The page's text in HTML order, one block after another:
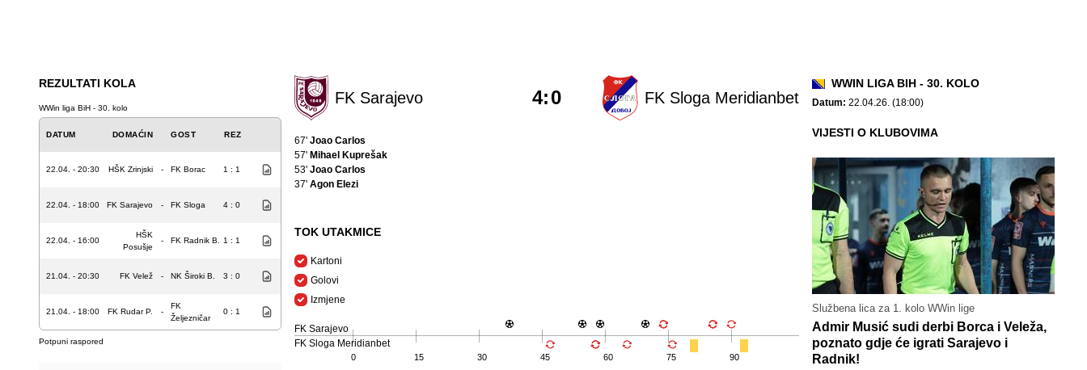
REZULTATI KOLA
WWin liga BiH - 30. kolo
DATUM DOMAĆIN GOST REZ
22.04. - 20:30 HŠK Zrinjski - FK Borac 1 : 1
22.04. - 18:00 FK Sarajevo - FK Sloga 4 : 0
22.04. - 16:00
HŠK
Posušje
- FK Radnik B. 1 : 1
21.04. - 20:30 FK Velež - NK Široki B. 3 : 0
21.04. - 18:00 FK Rudar P. -
FK
Željezničar
0 : 1
Potpuni raspored
FK Sarajevo FK Sloga Meridianbet
4:0
67' Joao Carlos
57' Mihael Kuprešak
53' Joao Carlos
37' Agon Elezi
TOK UTAKMICE
Kartoni
Golovi
Izmjene
FK Sarajevo
FK Sloga Meridianbet
0 15 30 45 60 75 90
WWIN LIGA BIH - 30. KOLO
Datum: 22.04.26. (18:00)
VIJESTI O KLUBOVIMA
Službena lica za 1. kolo WWin lige
Admir Musić sudi derbi Borca i Veleža,
poznato gdje će igrati Sarajevo i
Radnik!